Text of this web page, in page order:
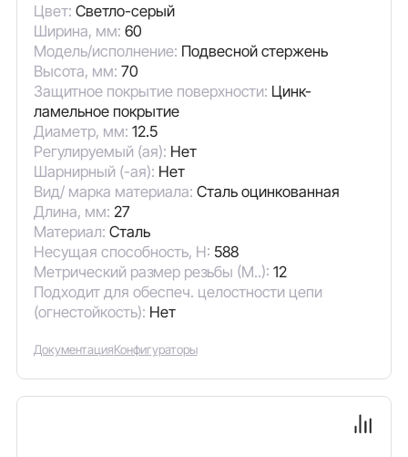
Цвет: Светло-серый
Ширина, мм: 60
Модель/исполнение: Подвесной стержень
Высота, мм: 70
Защитное покрытие поверхности: Цинк-
ламельное покрытие
Диаметр, мм: 12.5
Регулируемый (ая): Нет
Шарнирный (-ая): Нет
Вид/ марка материала: Сталь оцинкованная
Длина, мм: 27
Материал: Сталь
Несущая способность, Н: 588
Метрический размер резьбы (М..): 12
Подходит для обеспеч. целостности цепи
(огнестойкость): Нет
ДокументацияКонфигураторы